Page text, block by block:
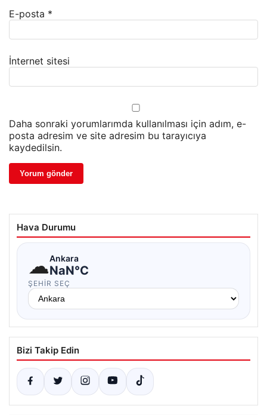
E-posta *
İnternet sitesi
Daha sonraki yorumlarımda kullanılması için adım, e-
posta adresim ve site adresim bu tarayıcıya
kaydedilsin.
Hava Durumu
☁Ankara
NaN°C
ŞEHIR SEÇ
Bizi Takip Edin